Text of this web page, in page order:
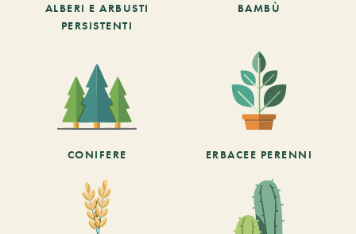
ALBERI E ARBUSTI
PERSISTENTI
BAMBÙ
CONIFERE ERBACEE PERENNI